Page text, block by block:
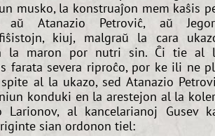
musko, la konstruaĵon mem kaŝis
Atanazio Petroviĉ, aŭ
kiuj, malgraŭ la cara
la maron por nutri sin. Ĉi tie al
farata severa riproĉo, por ke ili ne
al la ukazo, sed Atanazio
konduki en la arestejon al la
Larionov, al kancelarianoj Gusev
sian ordonon tiel: